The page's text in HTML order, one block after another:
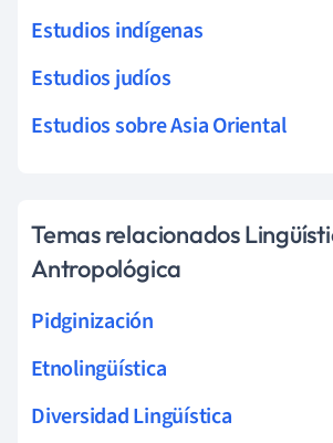
Estudios indígenas
Estudios judíos
Estudios sobre Asia Oriental
Temas relacionados
Antropológica
Pidginización
Etnolingüística
Diversidad Lingüística